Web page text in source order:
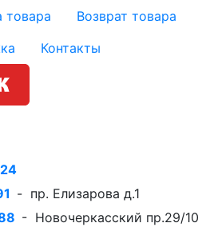
товара
Возврат товара
Контакты
- пр. Елизарова д.1
- Новочеркасский пр.29/10